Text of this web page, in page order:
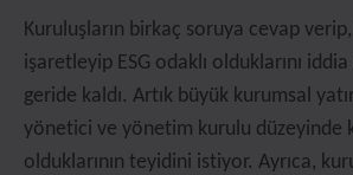
Kuruluşların birkaç soruya cevap
işaretleyip ESG odaklı olduklarını
geride kaldı. Artık büyük kurumsal
yönetici ve yönetim kurulu düzeyinde
olduklarının teyidini istiyor. Ayrıca,